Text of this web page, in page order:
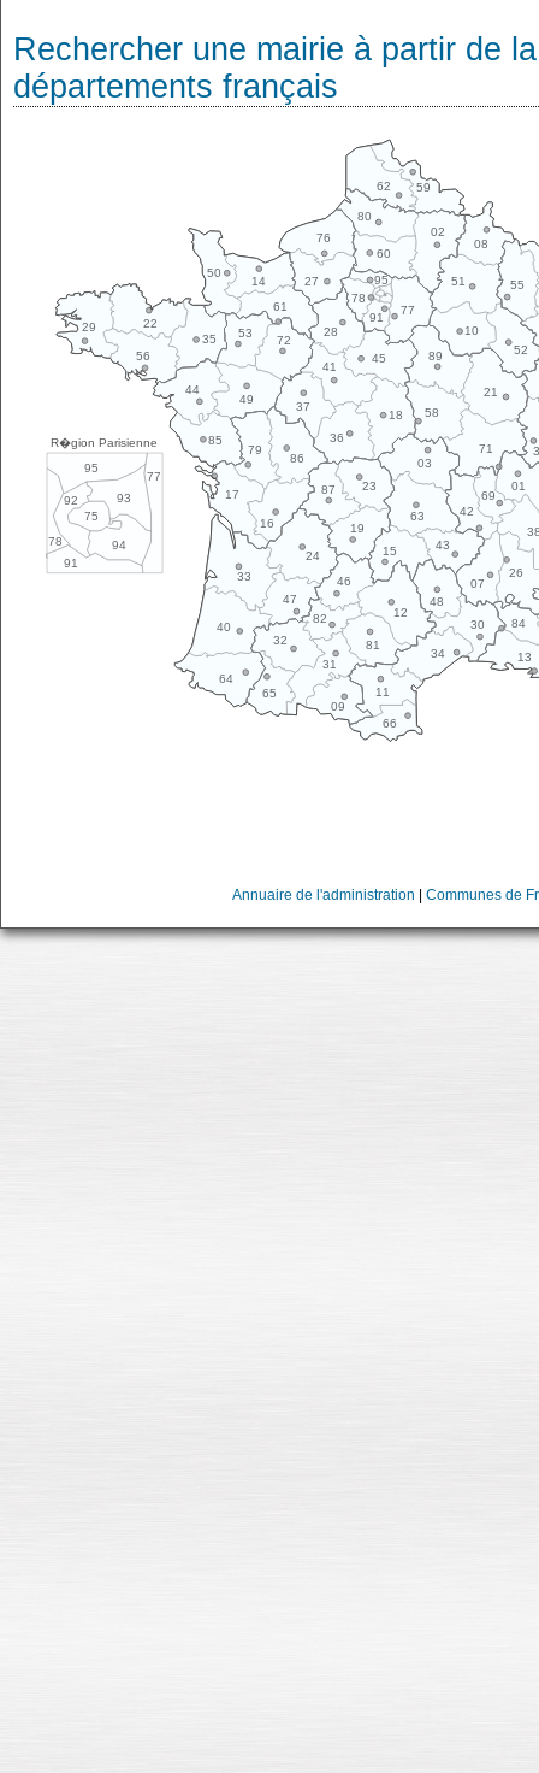
Rechercher une mairie à partir de
départements français
R�gion Parisienne
77
78
91
95
93
75
94
92
10
11
12
13
14
15
16
17
18
19
21
22
23
24
26
27
28
29
30
31
32
33
34
35
36
37
40
41
42
43
44
45
46
47
48
49
50
51
52
53
55
56
58
59
60
61
62
63
64
65
66
69
01
02
03
07
08
09
71
72
76
77
78
79
80
81
82 84
85
86
87
89
91
95
Annuaire de l'administration Communes de